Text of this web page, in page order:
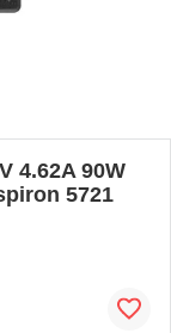
4.62A 90W
5721